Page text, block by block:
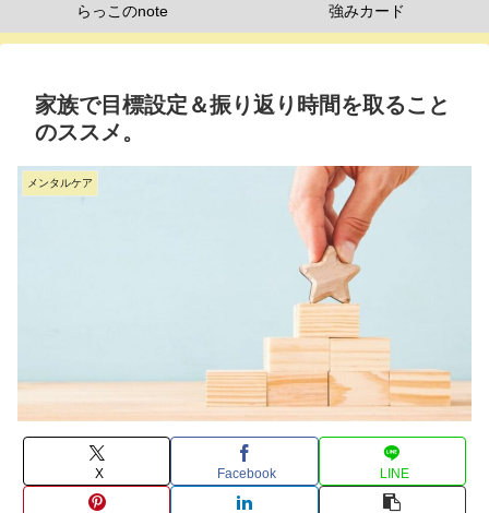
らっこのnote 強みカード
家族で目標設定＆振り返り時間を取ること
のススメ。
メンタルケア
X Facebook LINE